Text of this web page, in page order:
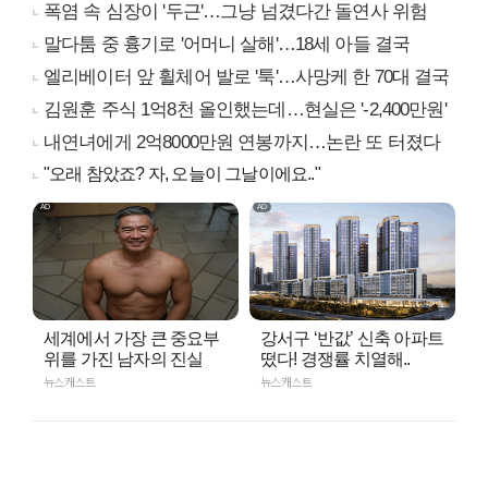
폭염 속 심장이 '두근'…그냥 넘겼다간 돌연사 위험
말다툼 중 흉기로 '어머니 살해'…18세 아들 결국
엘리베이터 앞 휠체어 발로 '툭'…사망케 한 70대 결국
김원훈 주식 1억8천 올인했는데…현실은 '-2,400만원'
내연녀에게 2억8000만원 연봉까지…논란 또 터졌다
"오래 참았죠? 자, 오늘이 그날이에요.."
세계에서 가장 큰 중요부
위를 가진 남자의 진실
뉴스캐스트
강서구 ‘반값’ 신축 아파트
떴다! 경쟁률 치열해..
뉴스캐스트